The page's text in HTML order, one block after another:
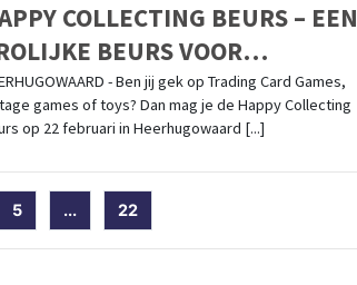
COLLECTING BEURS – EEN
BEURS VOOR
VERZAMELAARS
- Ben jij gek op Trading Card Games,
games of toys? Dan mag je de Happy Collecting
op 22 februari in Heerhugowaard [...]
5 ... 22